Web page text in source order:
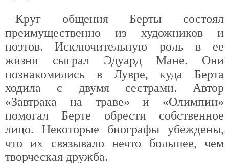
Круг общения Берты состоял
преимущественно из художников и
поэтов. Исключительную роль в ее
жизни сыграл Эдуард Мане. Они
познакомились в Лувре, куда Берта
ходила с двумя сестрами. Автор
«Завтрака на траве» и «Олимпии»
помогал Берте обрести собственное
лицо. Некоторые биографы убеждены,
что их связывало нечто большее, чем
творческая дружба.